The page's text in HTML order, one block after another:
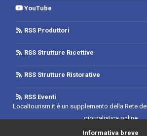
YouTube
RSS Produttori
RSS Strutture Ricettive
RSS Strutture Ristorative
RSS Eventi
Localtourism.it è un supplemento della Rete
giornalistica online
Trib. di Foggia n.1893/2019 - Reg. 2/2019-
Informativa breve